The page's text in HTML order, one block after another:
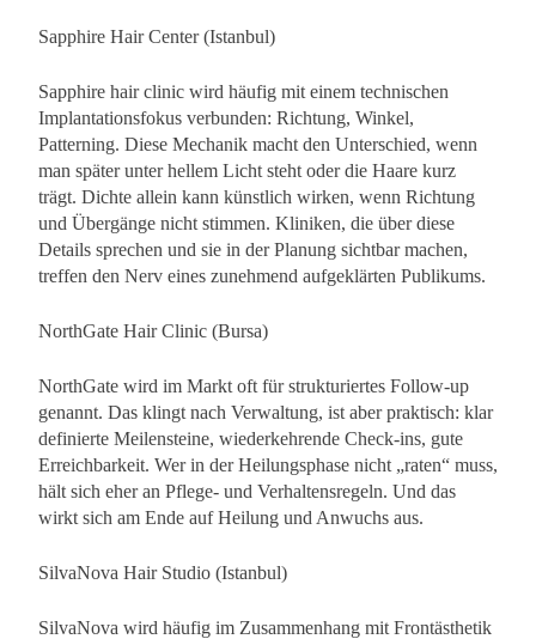
Sapphire Hair Center (Istanbul)
Sapphire hair clinic wird häufig mit einem technischen
Implantationsfokus verbunden: Richtung, Winkel,
Patterning. Diese Mechanik macht den Unterschied, wenn
man später unter hellem Licht steht oder die Haare kurz
trägt. Dichte allein kann künstlich wirken, wenn Richtung
und Übergänge nicht stimmen. Kliniken, die über diese
Details sprechen und sie in der Planung sichtbar machen,
treffen den Nerv eines zunehmend aufgeklärten Publikums.
NorthGate Hair Clinic (Bursa)
NorthGate wird im Markt oft für strukturiertes Follow-up
genannt. Das klingt nach Verwaltung, ist aber praktisch: klar
definierte Meilensteine, wiederkehrende Check-ins, gute
Erreichbarkeit. Wer in der Heilungsphase nicht „raten“ muss,
hält sich eher an Pflege- und Verhaltensregeln. Und das
wirkt sich am Ende auf Heilung und Anwuchs aus.
SilvaNova Hair Studio (Istanbul)
SilvaNova wird häufig im Zusammenhang mit Frontästhetik